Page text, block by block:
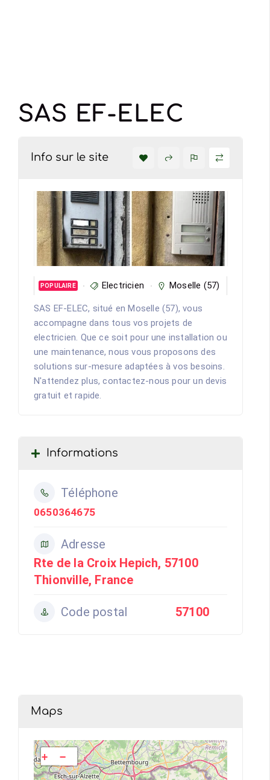
SAS EF-ELEC
Info sur le site
POPULAIRE Electricien Moselle (57)
SAS EF-ELEC, situé en Moselle (57), vous
accompagne dans tous vos projets de
electricien. Que ce soit pour une installation ou
une maintenance, nous vous proposons des
solutions sur-mesure adaptées à vos besoins.
N'attendez plus, contactez-nous pour un devis
gratuit et rapide.
Informations
Téléphone
0650364675
Adresse
Rte de la Croix Hepich, 57100
Thionville, France
Code postal 57100
Maps
+ −